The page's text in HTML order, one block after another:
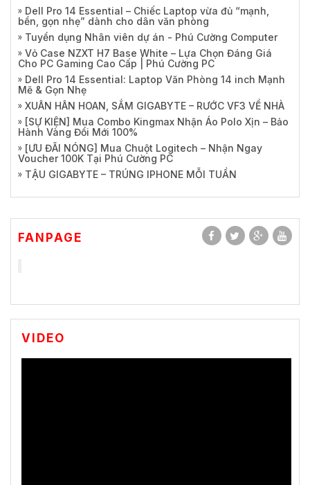
Dell Pro 14 Essential – Chiếc Laptop vừa đủ “mạnh,
bền, gọn nhẹ” dành cho dân văn phòng
Tuyển dụng Nhân viên dự án - Phú Cường Computer
Vỏ Case NZXT H7 Base White – Lựa Chọn Đáng Giá
Cho PC Gaming Cao Cấp | Phú Cường PC
Dell Pro 14 Essential: Laptop Văn Phòng 14 inch Mạnh
Mẽ & Gọn Nhẹ
XUÂN HÂN HOAN, SẮM GIGABYTE – RƯỚC VF3 VỀ NHÀ
[SỰ KIỆN] Mua Combo Kingmax Nhận Áo Polo Xịn – Bảo
Hành Vàng Đổi Mới 100%
[ƯU ĐÃI NÓNG] Mua Chuột Logitech – Nhận Ngay
Voucher 100K Tại Phú Cường PC
TẬU GIGABYTE – TRÚNG IPHONE MỖI TUẦN
FANPAGE
VIDEO